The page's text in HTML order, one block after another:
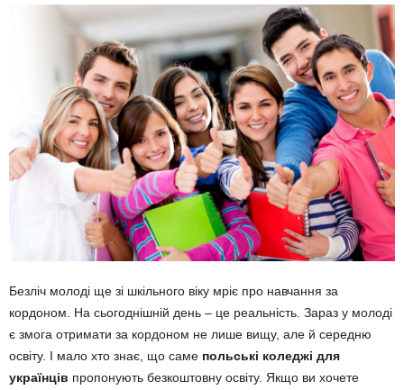
Безліч молоді ще зі шкільного віку мріє про навчання за
кордоном. На сьогоднішній день – це реальність. Зараз у молоді
є змога отримати за кордоном не лише вищу, але й середню
освіту. І мало хто знає, що саме польські коледжі для
українців пропонують безкоштовну освіту. Якщо ви хочете